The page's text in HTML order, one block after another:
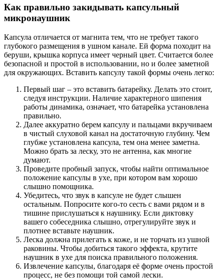
Как правильно закидывать капсульный
микронаушник
Капсула отличается от магнита тем, что не требует такого
глубокого размещения в ушном канале. Ей форма походит на
беруши, крышка корпуса имеет черный цвет. Считается более
безопасной и простой в использовании, но и более заметной
для окружающих. Вставить капсулу такой формы очень легко:
Первый шаг – это вставить батарейку. Делать это стоит,
следуя инструкции. Наличие характерного шипения
работы динамика, означает, что батарейка установлена
правильно.
Далее аккуратно берем капсулу и пальцами вкручиваем
в чистый слуховой канал на достаточную глубину. Чем
глубже установлена капсула, тем она менее заметна.
Можно брать за леску, это не антенна, как многие
думают.
Проведите пробный запуск, чтобы найти оптимальное
положение капсулы в ухе, при котором вам хорошо
слышно помощника.
Убедитесь, что звук в капсуле не будет слышен
остальным. Попросите кого-то сесть с вами рядом и в
тишине прислушаться к наушнику. Если диктовку
вашего собеседника слышно, отрегулируйте звук и
плотнее вставьте наушник.
Леска должна прилегать к коже, и не торчать из ушной
раковины. Чтобы добиться такого эффекта, крутите
наушник в ухе для поиска правильного положения.
Извлечение капсулы, благодаря её форме очень простой
процесс, не без помощи той самой лески.